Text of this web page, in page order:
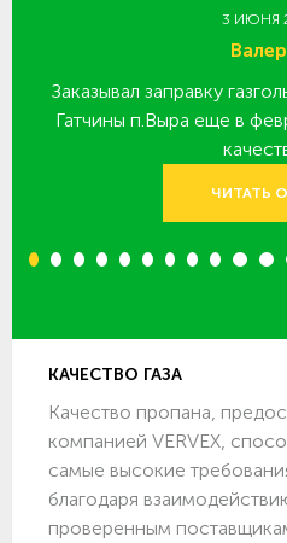
3 ИЮНЯ
Заказывал заправку
Гатчины п.Выра еще в
ЧИТАТЬ
1 2 3 4 5 6 7 8 9 10 11
КАЧЕСТВО ГАЗА
Качество пропана,
компанией VERVEX,
самые высокие
благодаря
проверенным